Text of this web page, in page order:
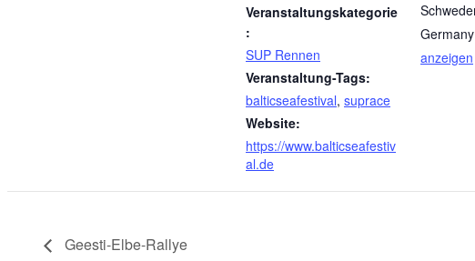
Veranstaltungskategorie
:
SUP Rennen
Veranstaltung-Tags:
balticseafestival, suprace
Website:
https://www.balticseafestiv
al.de
Germany
anzeigen
Geesti-Elbe-Rallye